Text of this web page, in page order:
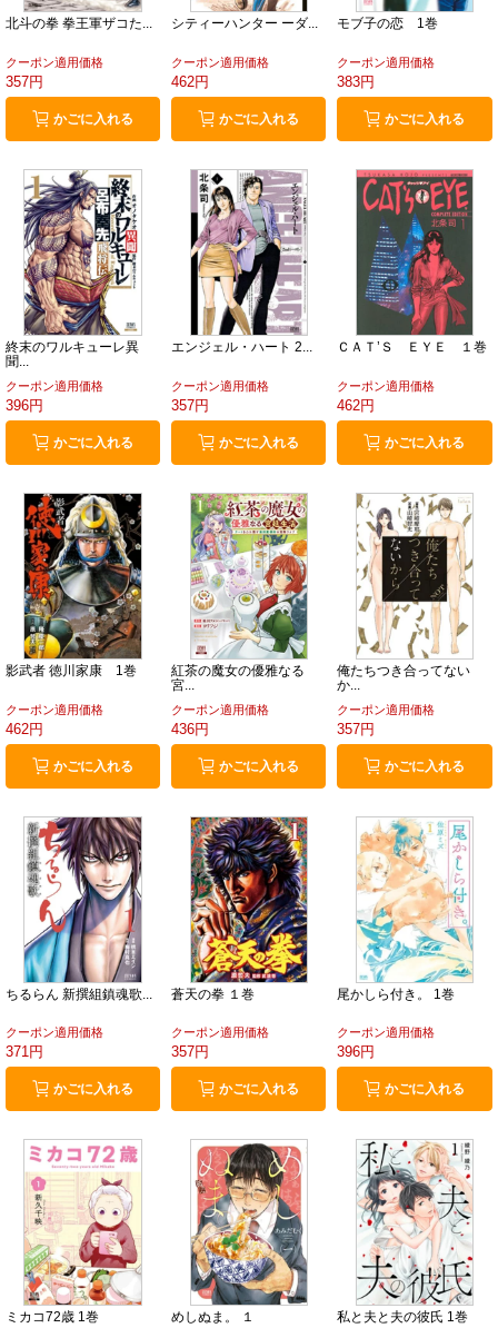
北斗の拳 拳王軍ザコた...
クーポン適用価格
357円
かごに入れる
シティーハンター ーダ...
クーポン適用価格
462円
かごに入れる
モブ子の恋 1巻
クーポン適用価格
383円
かごに入れる
終末のワルキューレ異
聞...
クーポン適用価格
396円
かごに入れる
エンジェル・ハート 2...
クーポン適用価格
357円
かごに入れる
ＣＡＴ’Ｓ ＥＹＥ １巻
クーポン適用価格
462円
かごに入れる
影武者 徳川家康 1巻
クーポン適用価格
462円
かごに入れる
紅茶の魔女の優雅なる
宮...
クーポン適用価格
436円
かごに入れる
俺たちつき合ってない
か...
クーポン適用価格
357円
かごに入れる
ちるらん 新撰組鎮魂歌...
クーポン適用価格
371円
かごに入れる
蒼天の拳 １巻
クーポン適用価格
357円
かごに入れる
尾かしら付き。 1巻
クーポン適用価格
396円
かごに入れる
ミカコ72歳 1巻 めしぬま。 １ 私と夫と夫の彼氏 1巻